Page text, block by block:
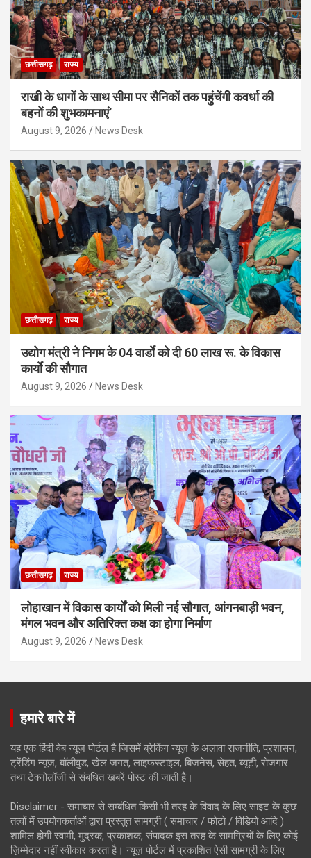
छत्तीसगढ़ राज्य
राखी के धागों के साथ सीमा पर सैनिकों तक पहुंचेंगी कवर्धा की
बहनों की शुभकामनाएं’
August 9, 2026 News Desk
छत्तीसगढ़ राज्य
उद्योग मंत्री ने निगम के 04 वार्डाे को दी 60 लाख रू. के विकास
कार्याे की सौगात
August 9, 2026 News Desk
छत्तीसगढ़ राज्य
लोहाखान में विकास कार्यों को मिली नई सौगात, आंगनबाड़ी भवन,
मंगल भवन और अतिरिक्त कक्ष का होगा निर्माण
August 9, 2026 News Desk
हमारे बारे में
यह एक हिंदी वेब न्यूज़ पोर्टल है जिसमें ब्रेकिंग न्यूज़ के अलावा राजनीति, प्रशासन,
ट्रेंडिंग न्यूज, बॉलीवुड, खेल जगत, लाइफस्टाइल, बिजनेस, सेहत, ब्यूटी, रोजगार
तथा टेक्नोलॉजी से संबंधित खबरें पोस्ट की जाती है।
Disclaimer - समाचार से सम्बंधित किसी भी तरह के विवाद के लिए साइट के कुछ
तत्वों में उपयोगकर्ताओं द्वारा प्रस्तुत सामग्री ( समाचार / फोटो / विडियो आदि )
शामिल होगी स्वामी, मुद्रक, प्रकाशक, संपादक इस तरह के सामग्रियों के लिए कोई
ज़िम्मेदार नहीं स्वीकार करता है। न्यूज़ पोर्टल में प्रकाशित ऐसी सामग्री के लिए